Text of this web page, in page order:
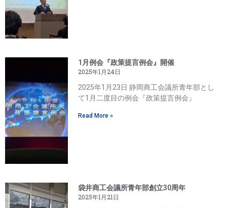
1月例会『政策提言例会』開催
2025年1月24日
2025年1月23日 静岡商工会議所青年部とし
て1月二度目の例会『政策提言例会』
Read More »
袋井商工会議所青年部創立30周年
2025年1月21日